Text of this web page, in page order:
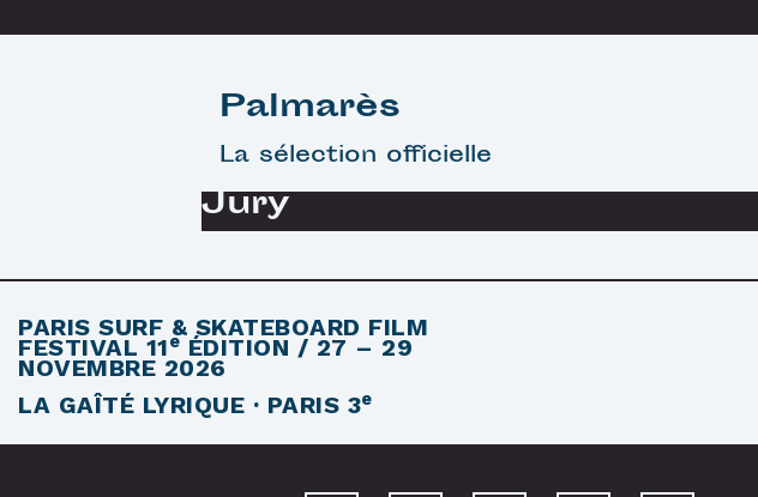
Palmarès
La sélection officielle
Jury
PARIS SURF & SKATEBOARD FILM
FESTIVAL 11e ÉDITION / 27 – 29
NOVEMBRE 2026
LA GAÎTÉ LYRIQUE · PARIS 3e